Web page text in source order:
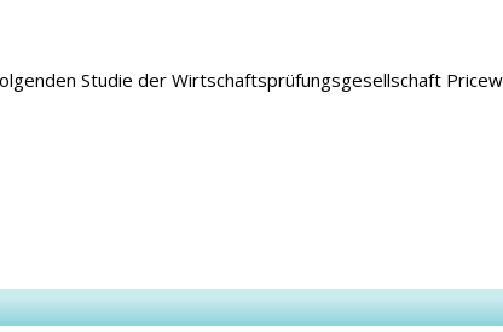
Studie der Wirtschaftsprüfungsgesellschaft